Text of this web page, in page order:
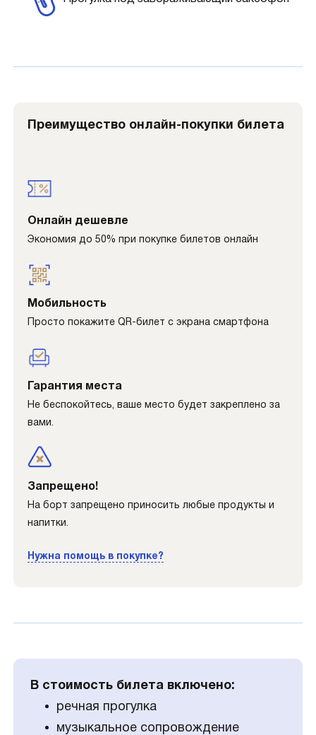
Преимущество онлайн-покупки билета
Онлайн дешевле
Экономия до 50% при покупке билетов онлайн
Мобильность
Просто покажите QR-билет с экрана смартфона
Гарантия места
Не беспокойтесь, ваше место будет закреплено за
вами.
Запрещено!
На борт запрещено приносить любые продукты и
напитки.
Нужна помощь в покупке?
В стоимость билета включено:
речная прогулка
музыкальное сопровождение